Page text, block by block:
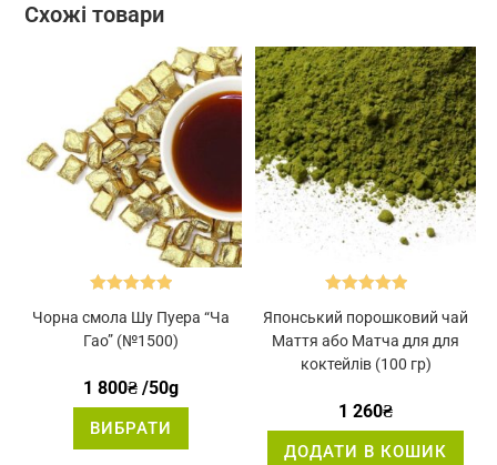
Схожі товари
з 5
Чорна смола Шу Пуера “Ча
Гао” (№1500)
1 800₴ /50g
ВИБРАТИ
5.00
Японський порошковий чай
Маття або Матча для для
коктейлів (100 гр)
1 260₴
ДОДАТИ В КОШИК